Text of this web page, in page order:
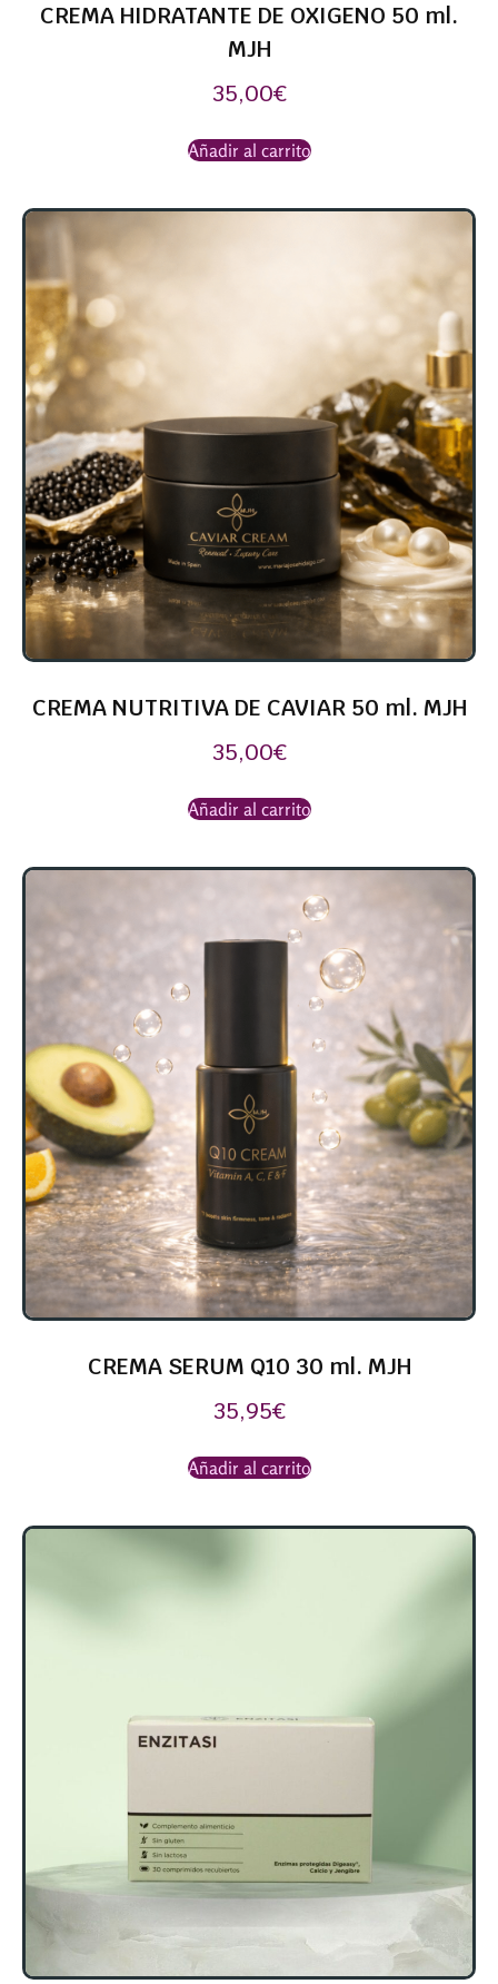
CREMA HIDRATANTE DE OXIGENO 50 ml.
MJH
35,00€
Añadir al carrito
CREMA NUTRITIVA DE CAVIAR 50 ml. MJH
35,00€
Añadir al carrito
CREMA SERUM Q10 30 ml. MJH
35,95€
Añadir al carrito